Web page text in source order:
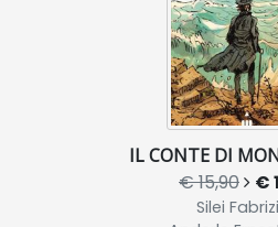
IL CONTE DI
€ 15,90 €
Silei